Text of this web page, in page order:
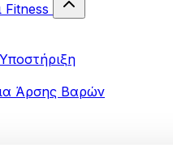
Fitness
Άρσης Βαρών